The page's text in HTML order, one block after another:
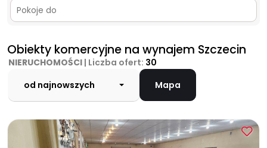
Obiekty komercyjne na wynajem Szczecin
NIERUCHOMOŚCI | Liczba ofert: 30
od najnowszych
Mapa